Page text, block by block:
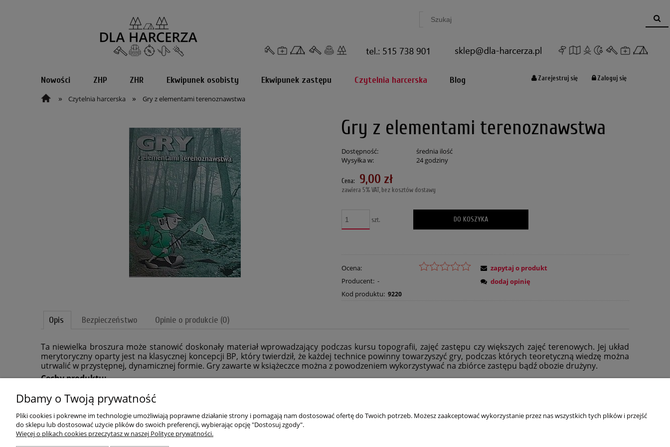
Zarejestruj się Zaloguj się
Nowości ZHP ZHR Ekwipunek osobisty Ekwipunek zastępu Czytelnia harcerska Blog
» Czytelnia harcerska » Gry z elementami terenoznawstwa
Gry z elementami terenoznawstwa
Dostępność:
średnia ilość
Wysyłka w:
24 godziny
Cena: 9,00 zł
zawiera 5% VAT, bez kosztów dostawy
szt. DO KOSZYKA
Ocena:
Producent: -
Kod produktu: 9220
zapytaj o produkt
dodaj opinię
Opis Bezpieczeństwo Opinie o produkcie (0)
Ta niewielka broszura może stanowić doskonały materiał wprowadzający podczas kursu topografii, zajęć zastępu czy większych zajęć terenowych. Jej układ
merytoryczny oparty jest na klasycznej koncepcji BP, który twierdził, że każdej technice powinny towarzyszyć gry, podczas których teoretyczną wiedzę można
utrwalić w przystępnej, dynamicznej formie. Gry zawarte w książeczce można z powodzeniem wykorzystywać na zbiórce zastępu bądź obozie drużyny.
Cechy produktu:
ilość stron: 16
oprawa: miękki karton
wymiary: 10,5 x 15
Dbamy o Twoją prywatność
Pliki cookies i pokrewne im technologie umożliwiają poprawne działanie strony i pomagają nam dostosować ofertę do Twoich potrzeb. Możesz zaakceptować wykorzystanie przez nas wszystkich tych plików i przejść
do sklepu lub dostosować użycie plików do swoich preferencji, wybierając opcję "Dostosuj zgody".
Więcej o plikach cookies przeczytasz w naszej Polityce prywatności.